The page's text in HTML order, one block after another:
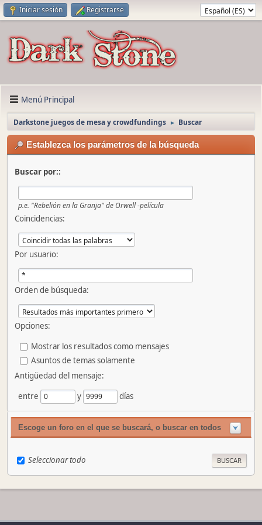
Iniciar sesión Registrarse
Menú Principal
Darkstone juegos de mesa y crowdfundings ► Buscar
Establezca los parámetros de la búsqueda
Buscar por::
p.e. "Rebelión en la Granja" de Orwell -película
Coincidencias:
Por usuario:
Orden de búsqueda:
Opciones:
Mostrar los resultados como mensajes
Asuntos de temas solamente
Antigüedad del mensaje:
entre
y días
Escoge un foro en el que se buscará, o buscar en todos
Seleccionar todo